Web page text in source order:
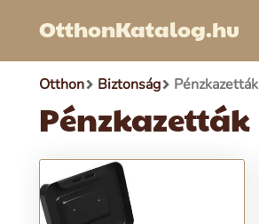
OtthonKatalog.hu
Otthon Biztonság Pénzkazetták
Pénzkazetták